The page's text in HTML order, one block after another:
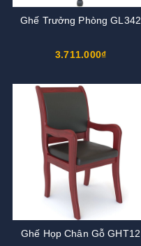
Ghế Trưởng Phòng GL342
3.711.000₫
Ghế Họp Chân Gỗ GHT12